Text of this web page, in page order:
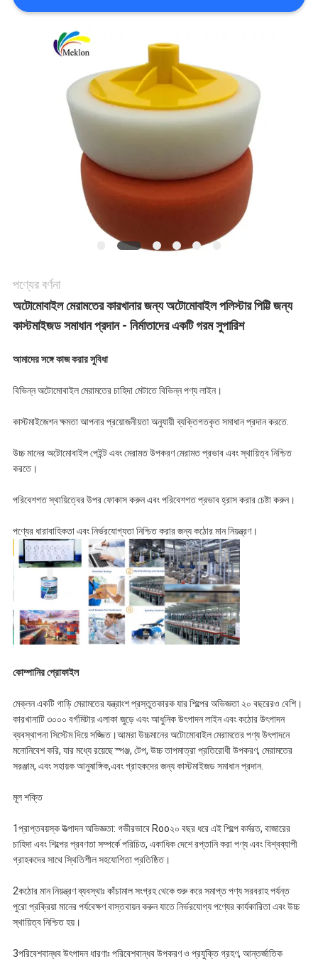
খবর
গোপনীয়তা
নীতি
পণ্যের বর্ণনা
অটোমোবাইল মেরামতের কারখানার জন্য অটোমোবাইল পলিস্টার পিট্টি জন্য
কাস্টমাইজড সমাধান প্রদান - নির্মাতাদের একটি গরম সুপারিশ
আমাদের সঙ্গে কাজ করার সুবিধা
বিভিন্ন অটোমোবাইল মেরামতের চাহিদা মেটাতে বিভিন্ন পণ্য লাইন।
কাস্টমাইজেশন ক্ষমতা আপনার প্রয়োজনীয়তা অনুযায়ী ব্যক্তিগতকৃত সমাধান প্রদান করতে.
উচ্চ মানের অটোমোবাইল পেইন্ট এবং মেরামত উপকরণ মেরামত প্রভাব এবং স্থায়িত্ব নিশ্চিত
করতে।
পরিবেশগত স্থায়িত্বের উপর ফোকাস করুন এবং পরিবেশগত প্রভাব হ্রাস করার চেষ্টা করুন।
পণ্যের ধারাবাহিকতা এবং নির্ভরযোগ্যতা নিশ্চিত করার জন্য কঠোর মান নিয়ন্ত্রণ।
কোম্পানির প্রোফাইল
মেক্লন একটি গাড়ি মেরামতের যন্ত্রাংশ প্রস্তুতকারক যার শিল্পের অভিজ্ঞতা ২০ বছরেরও বেশি।
কারখানাটি ৩০০০ বর্গমিটার এলাকা জুড়ে এবং আধুনিক উৎপাদন লাইন এবং কঠোর উৎপাদন
ব্যবস্থাপনা সিস্টেম দিয়ে সজ্জিত।আমরা উচ্চমানের অটোমোবাইল মেরামতের পণ্য উৎপাদনে
মনোনিবেশ করি, যার মধ্যে রয়েছে স্পঞ্জ, টেপ, উচ্চ তাপমাত্রা প্রতিরোধী উপকরণ, মেরামতের
সরঞ্জাম, এবং সহায়ক আনুষাঙ্গিক,এবং গ্রাহকদের জন্য কাস্টমাইজড সমাধান প্রদান.
মূল শক্তি
1প্রাপ্তবয়স্ক উত্পাদন অভিজ্ঞতা: গভীরভাবে Roo২০ বছর ধরে এই শিল্পে কর্মরত, বাজারের
চাহিদা এবং শিল্পের প্রবণতা সম্পর্কে পরিচিত, একাধিক দেশে রপ্তানি করা পণ্য এবং বিশ্বব্যাপী
গ্রাহকদের সাথে স্থিতিশীল সহযোগিতা প্রতিষ্ঠিত।
2কঠোর মান নিয়ন্ত্রণ ব্যবস্থাঃ কাঁচামাল সংগ্রহ থেকে শুরু করে সমাপ্ত পণ্য সরবরাহ পর্যন্ত
পুরো প্রক্রিয়া মানের পর্যবেক্ষণ বাস্তবায়ন করুন যাতে নির্ভরযোগ্য পণ্যের কার্যকারিতা এবং উচ্চ
স্থায়িত্ব নিশ্চিত হয়।
3পরিবেশবান্ধব উৎপাদন ধারণাঃ পরিবেশবান্ধব উপকরণ ও প্রযুক্তি গ্রহণ, আন্তর্জাতিক